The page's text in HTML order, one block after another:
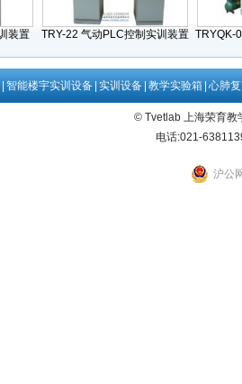
TRY-22 气动PLC控制实训装置 TRYQK-05气动
智能楼宇实训设备 实训设备 教学实验箱 心肺
© Tvetlab 上海荣育教
电话:021-
沪公